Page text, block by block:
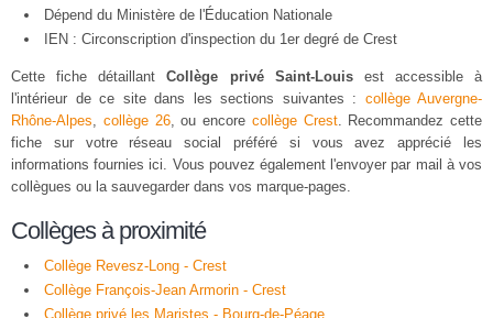
Dépend du Ministère de l'Éducation Nationale
IEN : Circonscription d'inspection du 1er degré de Crest
Cette fiche détaillantCollège privé Saint-Louisest accessible à
l'intérieur de ce site dans les sections suivantes : collège Auvergne-
Rhône-Alpes, collège 26, ou encore collège Crest. Recommandez cette
fiche sur votre réseau social préféré si vous avez apprécié les
informations fournies ici. Vous pouvez également l'envoyer par mail à vos
collègues ou la sauvegarder dans vos marque-pages.
Collèges à proximité
Collège Revesz-Long - Crest
Collège François-Jean Armorin - Crest
Collège privé les Maristes - Bourg-de-Péage